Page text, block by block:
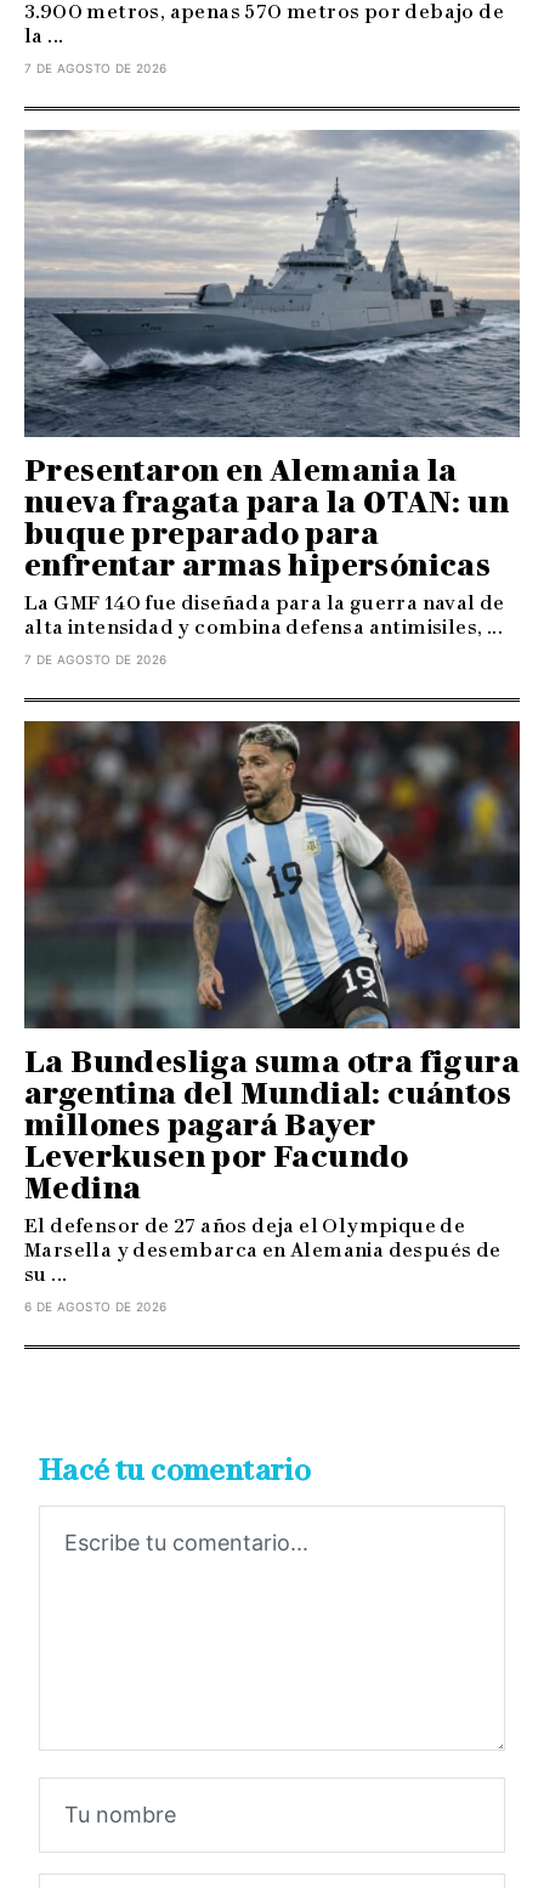
3.900 metros, apenas 570 metros por debajo de
la ...
7 DE AGOSTO DE 2026
Presentaron en Alemania la
nueva fragata para la OTAN: un
buque preparado para
enfrentar armas hipersónicas
La GMF 140 fue diseñada para la guerra naval de
alta intensidad y combina defensa antimisiles, ...
7 DE AGOSTO DE 2026
La Bundesliga suma otra figura
argentina del Mundial: cuántos
millones pagará Bayer
Leverkusen por Facundo
Medina
El defensor de 27 años deja el Olympique de
Marsella y desembarca en Alemania después de
su ...
6 DE AGOSTO DE 2026
Hacé tu comentario